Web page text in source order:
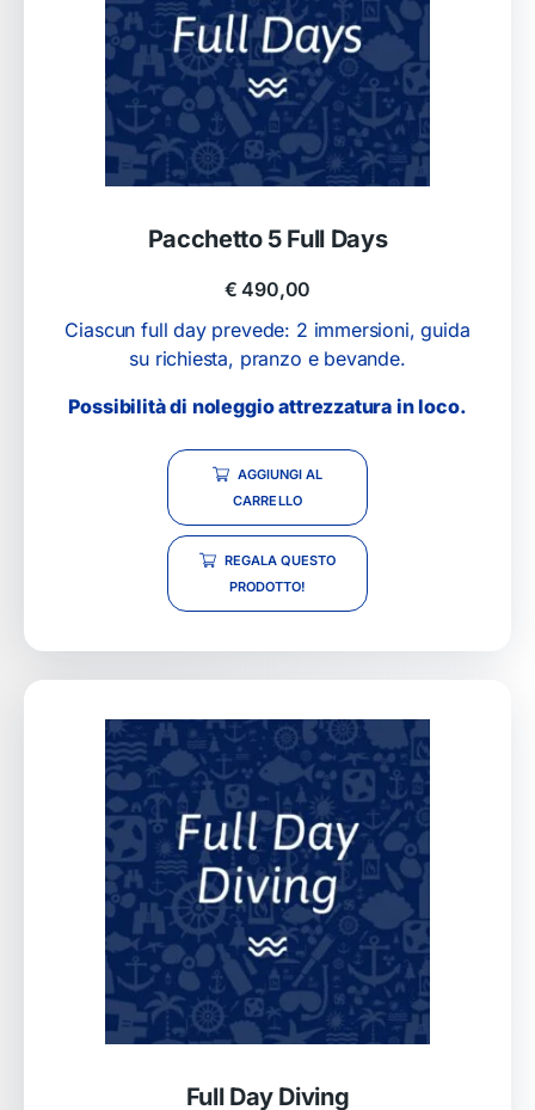
Pacchetto 5 Full Days
€ 490,00
Ciascun full day prevede: 2 immersioni, guida
su richiesta, pranzo e bevande.
Possibilità di noleggio attrezzatura in loco.
AGGIUNGI AL
CARRELLO
REGALA QUESTO
PRODOTTO!
Full Day Diving